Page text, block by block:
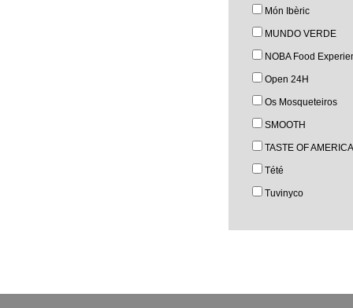
Món Ibèric
MUNDO VERDE
NOBA Food
Open 24H
Os Mosqueteiros
SMOOTH
TASTE OF AMERICA
Tété
Tuvinyco